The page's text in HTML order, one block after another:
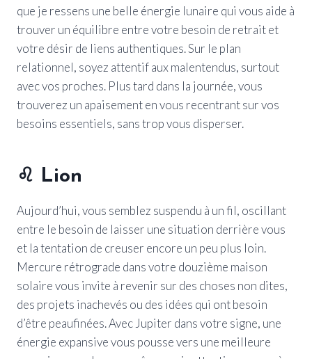
que je ressens une belle énergie lunaire qui vous aide à
trouver un équilibre entre votre besoin de retrait et
votre désir de liens authentiques. Sur le plan
relationnel, soyez attentif aux malentendus, surtout
avec vos proches. Plus tard dans la journée, vous
trouverez un apaisement en vous recentrant sur vos
besoins essentiels, sans trop vous disperser.
♌ Lion
Aujourd’hui, vous semblez suspendu à un fil, oscillant
entre le besoin de laisser une situation derrière vous
et la tentation de creuser encore un peu plus loin.
Mercure rétrograde dans votre douzième maison
solaire vous invite à revenir sur des choses non dites,
des projets inachevés ou des idées qui ont besoin
d’être peaufinées. Avec Jupiter dans votre signe, une
énergie expansive vous pousse vers une meilleure